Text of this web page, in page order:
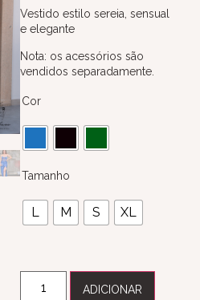
Vestido estilo sereia, sensual
e elegante
Nota: os acessórios são
vendidos separadamente.
Cor
Tamanho
L M S XL
ADICIONAR